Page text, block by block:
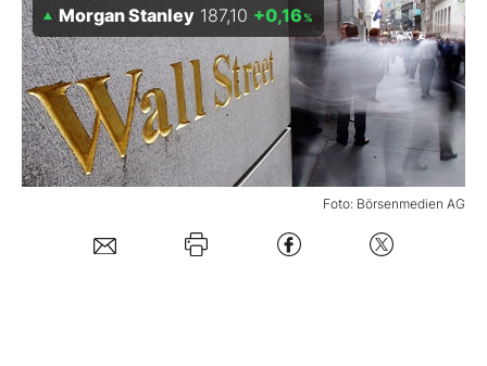
BO-Musterdepots
Experten
Mein B:O
Foto: Börsenmedien AG
Morgan Stanley 187,10 +0,16%